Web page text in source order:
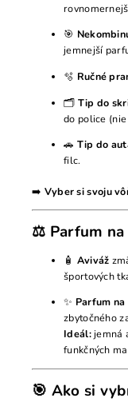
🎯
jemnejší
🫧 Ručné
🗂️ Tip do
do police
🚗 Tip do
filc.
➡️ Vyber si svoju
⚖️ Parfum na
🧴 Aviváž
športových
✨ Parfum
zbytočného
Ideál:jemná
funkčných
🎯 Ako si